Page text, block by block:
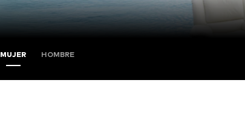
MUJER HOMBRE